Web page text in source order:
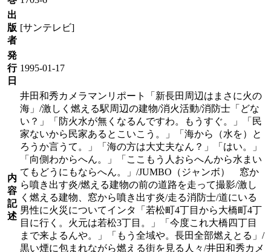
出
版
者
[サンテレビ]
発
行
日
1995-01-17
内
容
記
述
井田和秀カメラマンリポート「新長田周辺はまさに火の
海」/激しく燃える駅周辺の建物/消火活動/消防士「どな
い？」「防火水が無くなるんですわ。もうすぐ。」「民
家ないから民家あるとこいこう。」「海から（水を）と
ろうか言うて。」「海の方は大丈夫なん？」「はい。」
「向側わからへん。」「ここもう人おらへんから水まい
てもどうにもならへん。」/JUMBO（ジャンボ） 窓か
ら噴き出す炎/燃える建物の前の道路を走って撮影/激し
く燃える建物、窓から噴き出す炎/走る消防士/道にいる
男性に火災についてインタ「若松町4丁目から大橋町4丁
目に行く。火元は若松3丁目。」「今度これ大橋四丁目
まで来よるんや。」「もう全域や。長田全部燃えとる」/
黒い煙に包まれながら燃える街を見る人々/井田和秀カメ